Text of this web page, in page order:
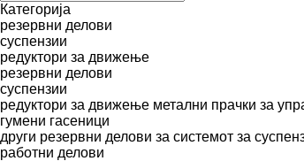
Категорија
резервни делови
суспензии
редуктори за движење
резервни делови
суспензии
редуктори за движење метални прачки за
гумени гасеници
други резервни делови за системот за
работни делови